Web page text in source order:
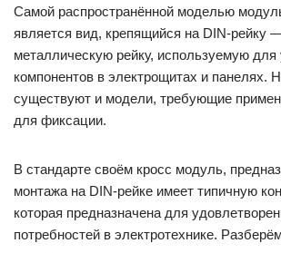
Самой распространённой моделью
является вид, крепящийся на DIN-рейку
металлическую рейку, используемую для
компонентов в электрощитах и панелях.
существуют и модели, требующие
для фиксации.
В стандарте своём кросс модуль,
монтажа на DIN-рейке имеет типичную
которая предназначена для
потребностей в электротехнике.